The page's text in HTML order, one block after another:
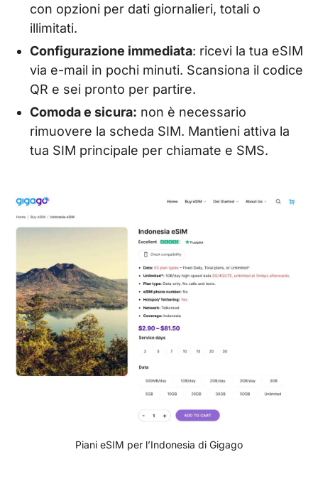
con opzioni per dati giornalieri, totali o
illimitati.
Configurazione immediata: ricevi la tua eSIM
via e-mail in pochi minuti. Scansiona il codice
QR e sei pronto per partire.
Comoda e sicura: non è necessario
rimuovere la scheda SIM. Mantieni attiva la
tua SIM principale per chiamate e SMS.
Piani eSIM per l’Indonesia di Gigago